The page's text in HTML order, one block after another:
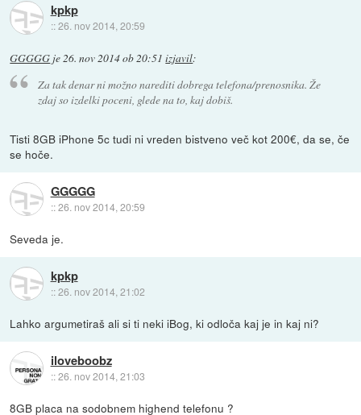
kpkp
::26. nov 2014, 20:59
GGGGG je26. nov 2014 ob 20:51 izjavil:
Za tak denar ni možno narediti dobrega telefona/prenosnika. Že
zdaj so izdelki poceni, glede na to, kaj dobiš.
Tisti 8GB iPhone 5c tudi ni vreden bistveno več kot 200€, da se, če
se hoče.
GGGGG
::26. nov 2014, 20:59
Seveda je.
kpkp
::26. nov 2014, 21:02
Lahko argumetiraš ali si ti neki iBog, ki odloča kaj je in kaj ni?
iloveboobz
::26. nov 2014, 21:03
8GB placa na sodobnem highend telefonu ?